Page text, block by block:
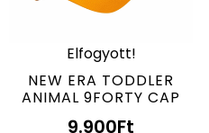
Elfogyott!
NEW ERA TODDLER
ANIMAL 9FORTY CAP
9.900Ft